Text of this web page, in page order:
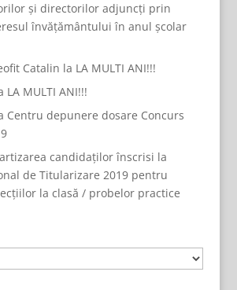
și directorilor adjuncți prin
învățământului în anul școlar
Catalin la LA MULTI ANI!!!
LA MULTI ANI!!!
Centru depunere dosare Concurs
candidaților înscrisi la
de Titularizare 2019 pentru
la clasă / probelor practice